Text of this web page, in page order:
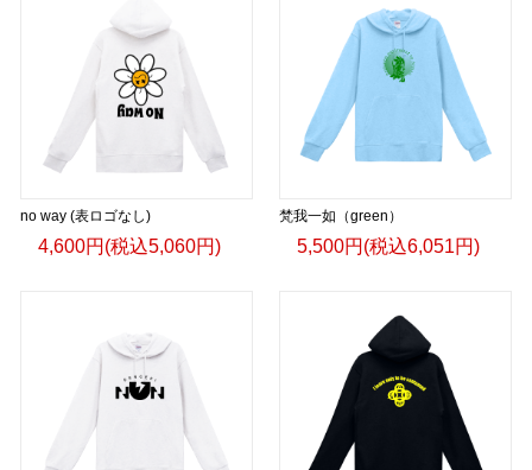
no way (表ロゴなし)
4,600円(税込5,060円)
梵我一如（green）
5,500円(税込6,051円)